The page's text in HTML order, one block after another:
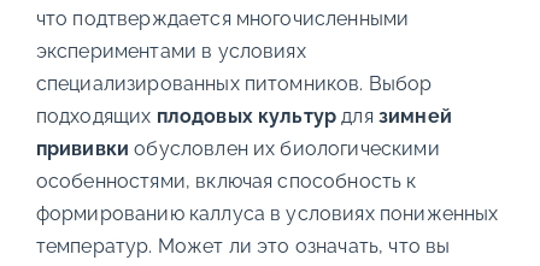
что подтверждается многочисленными
экспериментами в условиях
специализированных питомников. Выбор
подходящих плодовых культур для зимней
прививки обусловлен их биологическими
особенностями, включая способность к
формированию каллуса в условиях пониженных
температур. Может ли это означать, что вы